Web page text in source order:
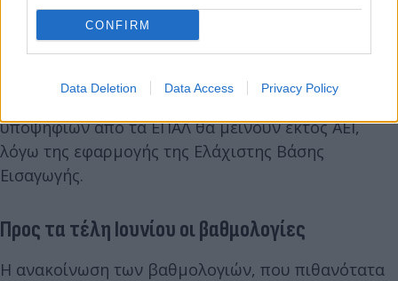
CONFIRM
Data Deletion Data Access Privacy Policy
στα τμήματα του 4ου Πεδίου.
Επιπλέον, ο κ. Χατζητέγας εκτίμησε ότι περίπου το
υποψηφίων από τα ΕΠΑΛ θα μείνουν εκτός ΑΕΙ,
λόγω της εφαρμογής της Ελάχιστης Βάσης
Εισαγωγής.
Προς τα τέλη Ιουνίου οι βαθμολογίες
Η ανακοίνωση των βαθμολογιών, που πιθανότατα